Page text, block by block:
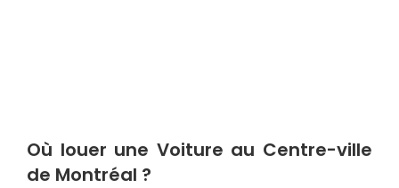
Où louer une Voiture au Centre-ville
de Montréal ?